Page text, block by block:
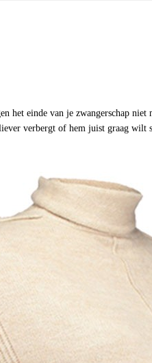
einde van je zwangerschap
verbergt of hem juist graag